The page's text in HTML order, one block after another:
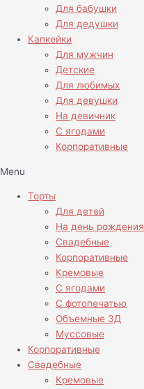
Для бабушки
Для дедушки
Капкейки
Для мужчин
Детские
Для любимых
Для девушки
На девичник
С ягодами
Корпоративные
Menu
Торты
Для детей
На день рождения
Свадебные
Корпоративные
Кремовые
С ягодами
С фотопечатью
Объемные 3Д
Муссовые
Корпоративные
Свадебные
Кремовые